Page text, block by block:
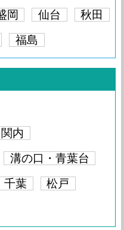
岡 仙台
秋田
福島
内
溝の口・青葉台
千葉
松戸